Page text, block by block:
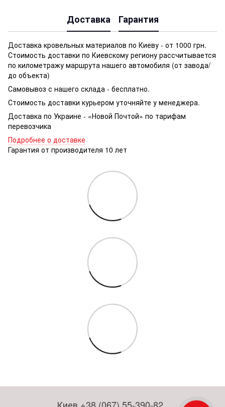
Доставка Гарантия
Доставка кровельных материалов по Киеву - от 1000 грн.
Стоимость доставки по Киевскому региону рассчитывается
по километражу маршрута нашего автомобиля (от завода/
до объекта)
Самовывоз с нашего склада - бесплатно.
Стоимость доставки курьером уточняйте у менеджера.
Доставка по Украине - «Новой Почтой» по тарифам
перевозчика
Подробнее о доставке
Гарантия от производителя 10 лет
Киев +38 (067) 55-390-82